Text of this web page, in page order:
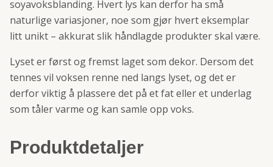
soyavoksblanding. Hvert lys kan derfor ha små
naturlige variasjoner, noe som gjør hvert eksemplar
litt unikt – akkurat slik håndlagde produkter skal være.
Lyset er først og fremst laget som dekor. Dersom det
tennes vil voksen renne ned langs lyset, og det er
derfor viktig å plassere det på et fat eller et underlag
som tåler varme og kan samle opp voks.
Produktdetaljer